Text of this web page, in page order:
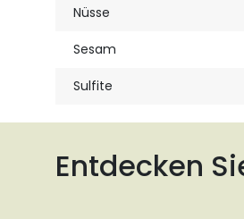
Nüsse
Sesam
Sulfite
Entdecken